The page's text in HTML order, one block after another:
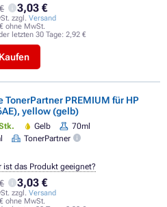
3,03 €
zzgl. Versand
ohne MwSt.
letzten 30 Tage: 2,92 €
Kaufen
TonerPartner PREMIUM für HP
yellow (gelb)
Gelb
70ml
TonerPartner
3,03 €
zzgl. Versand
ohne MwSt.
ist das Produkt geeignet?